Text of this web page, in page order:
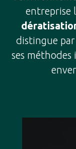
entreprise
distingue
ses